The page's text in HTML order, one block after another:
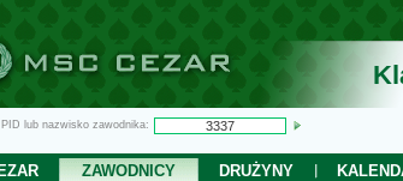
lub nazwisko zawodnika:
ZAWODNICY DRUŻYNY